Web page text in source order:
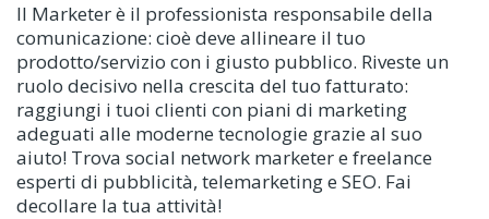
Il Marketer è il professionista responsabile della
comunicazione: cioè deve allineare il tuo
prodotto/servizio con i giusto pubblico. Riveste un
ruolo decisivo nella crescita del tuo fatturato:
raggiungi i tuoi clienti con piani di marketing
adeguati alle moderne tecnologie grazie al suo
aiuto! Trova social network marketer e freelance
esperti di pubblicità, telemarketing e SEO. Fai
decollare la tua attività!